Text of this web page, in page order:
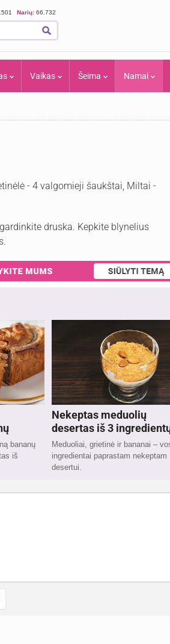
Narių: 66.732
Vaikas Šeima Namai
- 4 valgomieji šaukštai, Miltai -
druska. Kepkite blynelius
bananų
iš
Nekeptas meduolių
desertas iš 3
Meduoliai, grietinė ir bananai –
ingredientai paprastam nekeptam
desertui.